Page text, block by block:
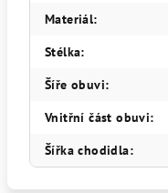
Materiál:
Stélka:
Šíře obuvi:
Vnitřní část obuvi:
Šířka chodidla: